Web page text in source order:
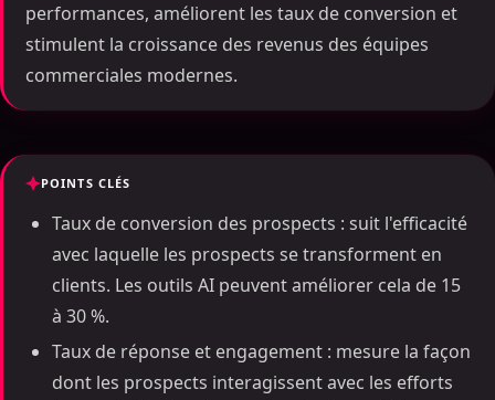
performances, améliorent les taux de conversion et
stimulent la croissance des revenus des équipes
commerciales modernes.
POINTS CLÉS
Taux de conversion des prospects : suit l'efficacité
avec laquelle les prospects se transforment en
clients. Les outils AI peuvent améliorer cela de 15
à 30 %.
Taux de réponse et engagement : mesure la façon
dont les prospects interagissent avec les efforts